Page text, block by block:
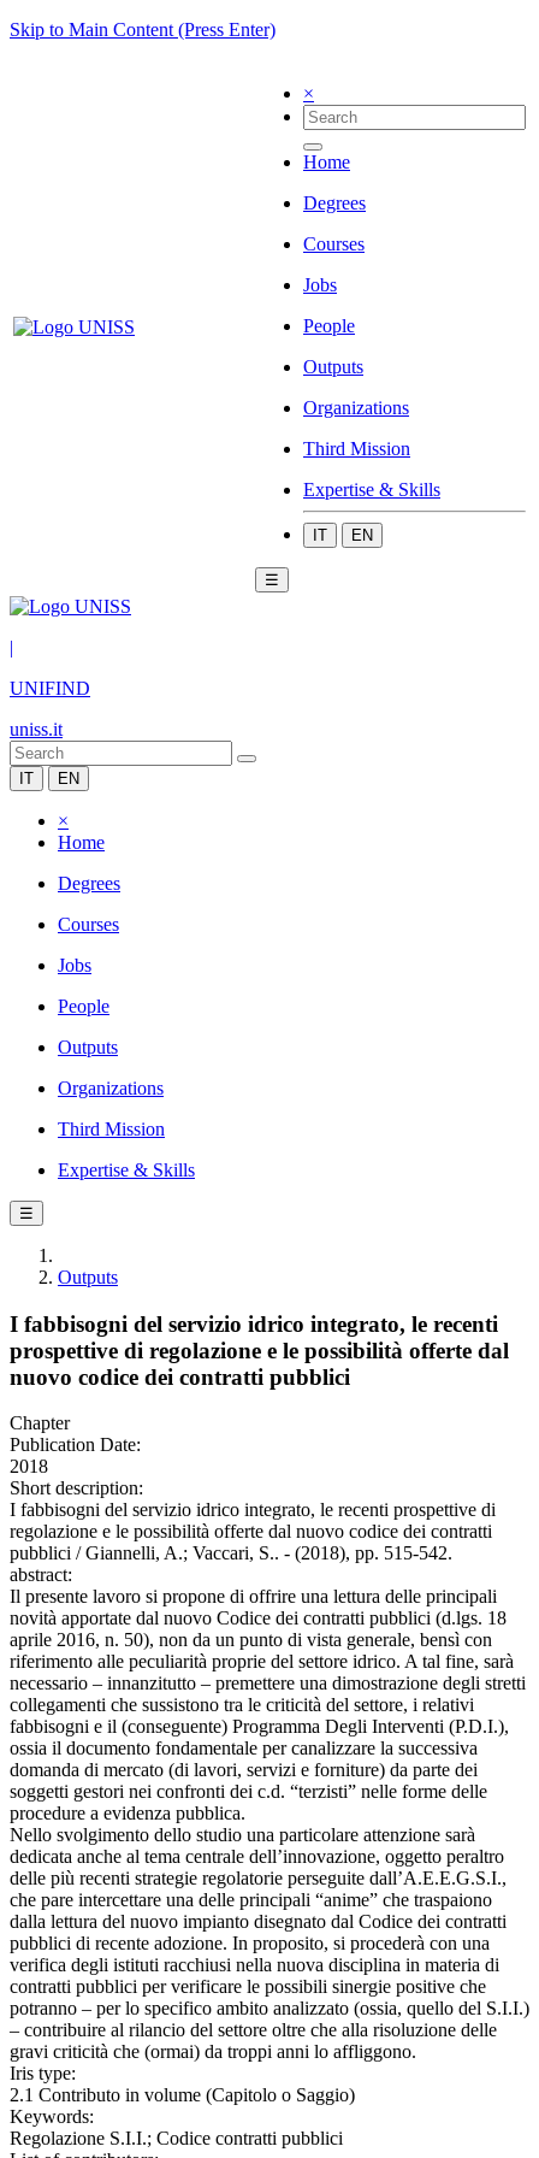
Skip to Main Content (Press Enter)
×
Home
Degrees
Courses
Jobs
People
Outputs
Organizations
Third Mission
Expertise & Skills
IT EN
☰
|
UNIFIND
uniss.it
IT EN
×
Home
Degrees
Courses
Jobs
People
Outputs
Organizations
Third Mission
Expertise & Skills
☰
Outputs
I fabbisogni del servizio idrico integrato, le recenti
prospettive di regolazione e le possibilità offerte dal
nuovo codice dei contratti pubblici
Chapter
Publication Date:
2018
Short description:
I fabbisogni del servizio idrico integrato, le recenti prospettive di
regolazione e le possibilità offerte dal nuovo codice dei contratti
pubblici / Giannelli, A.; Vaccari, S.. - (2018), pp. 515-542.
abstract:
Il presente lavoro si propone di offrire una lettura delle principali
novità apportate dal nuovo Codice dei contratti pubblici (d.lgs. 18
aprile 2016, n. 50), non da un punto di vista generale, bensì con
riferimento alle peculiarità proprie del settore idrico. A tal fine, sarà
necessario – innanzitutto – premettere una dimostrazione degli stretti
collegamenti che sussistono tra le criticità del settore, i relativi
fabbisogni e il (conseguente) Programma Degli Interventi (P.D.I.),
ossia il documento fondamentale per canalizzare la successiva
domanda di mercato (di lavori, servizi e forniture) da parte dei
soggetti gestori nei confronti dei c.d. “terzisti” nelle forme delle
procedure a evidenza pubblica.
Nello svolgimento dello studio una particolare attenzione sarà
dedicata anche al tema centrale dell’innovazione, oggetto peraltro
delle più recenti strategie regolatorie perseguite dall’A.E.E.G.S.I.,
che pare intercettare una delle principali “anime” che traspaiono
dalla lettura del nuovo impianto disegnato dal Codice dei contratti
pubblici di recente adozione. In proposito, si procederà con una
verifica degli istituti racchiusi nella nuova disciplina in materia di
contratti pubblici per verificare le possibili sinergie positive che
potranno – per lo specifico ambito analizzato (ossia, quello del S.I.I.)
– contribuire al rilancio del settore oltre che alla risoluzione delle
gravi criticità che (ormai) da troppi anni lo affliggono.
Iris type:
2.1 Contributo in volume (Capitolo o Saggio)
Keywords:
Regolazione S.I.I.; Codice contratti pubblici